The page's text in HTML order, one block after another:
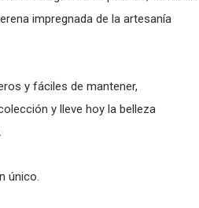
impregnada de la artesanía
y fáciles de mantener,
y lleve hoy la belleza
único.